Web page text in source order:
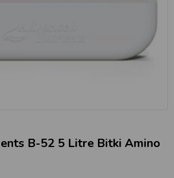
B-52 5 Litre Bitki Amino